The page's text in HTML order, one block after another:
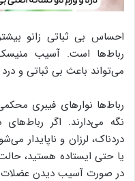
احساس بی ثباتی زانو
می‌تواند باعث بی ثباتی و
رباط‌ها نوارهای فیبری
نگه می‌دارند. اگر
دردناک، لرزان و ناپایدار
یا حتی ایستاده هستید،
در صورت آسیب دیدن عضلات